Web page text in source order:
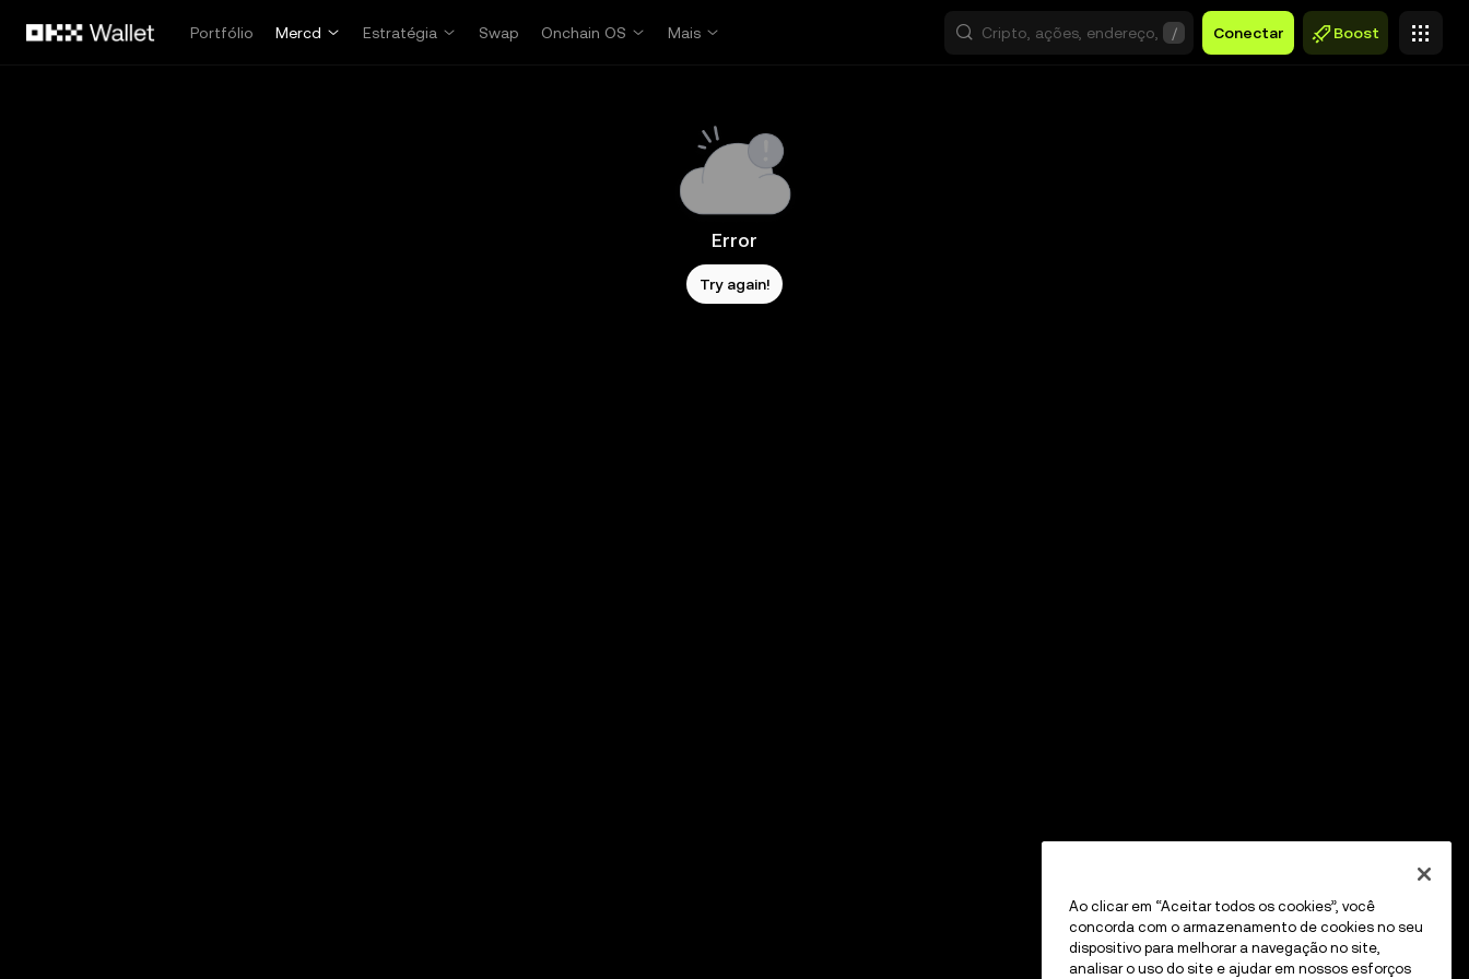
Portfólio
Mercd Estratégia Swap Onchain OS Mais / Conectar Boost
Error
Try again!
Ao clicar em “Aceitar todos os cookies”, você
concorda com o armazenamento de cookies no seu
dispositivo para melhorar a navegação no site,
analisar o uso do site e ajudar em nossos esforços